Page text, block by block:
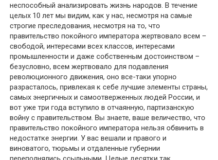
неспособный анализировать жизнь народов. В течение
целых 10 лет мы видим, как у нас, несмотря на самые
строгие преследования, несмотря на то, что
правительство покойного императора жертвовало всем –
свободой, интересами всех классов, интересами
промышленности и даже собственным достоинством –
безусловно, всем жертвовало для подавления
революционного движения, оно все-таки упорно
разрасталось, привлекая к себе лучшие элементы страны,
самых энергичных и самоотверженных людей России, и
вот уже три года вступило в отчаянную, партизанскую
войну с правительством. Вы знаете, ваше величество, что
правительство покойного императора нельзя обвинить в
недостатке энергии. У вас вешали и правого и
виноватого, тюрьмы и отдаленные губернии